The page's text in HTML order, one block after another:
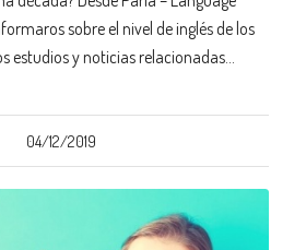
sobre el nivel de inglés de los
estudios y noticias relacionadas…
04/12/2019